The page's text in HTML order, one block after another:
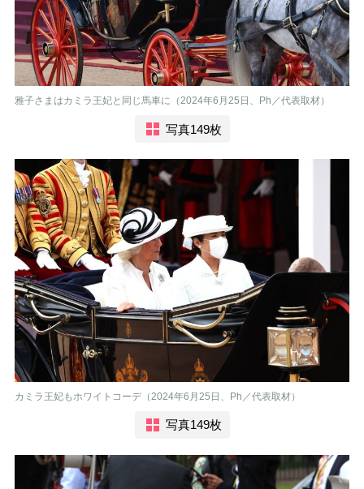
雅子さまはカミラ王妃と同じ馬車に（2024年6月25日、Ph／代表取材）
写真149枚
カミラ王妃もホワイトコーデ（2024年6月25日、Ph／代表取材）
写真149枚